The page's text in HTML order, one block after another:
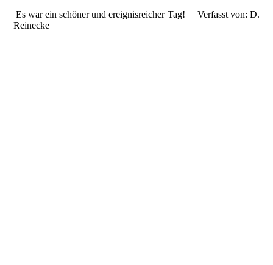
Es war ein schöner und ereignisreicher Tag! Verfasst von: D.
Reinecke